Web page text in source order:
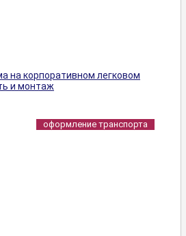
на корпоративном легковом
и монтаж
оформление транспорта